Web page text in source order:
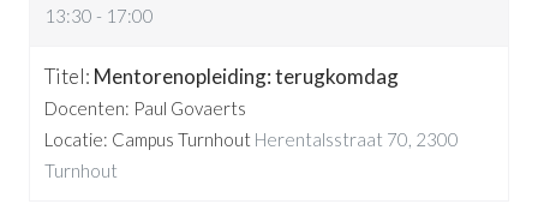
13:30 - 17:00
Mentorenopleiding: terugkomdag
Docenten: Paul Govaerts
Locatie: Campus Turnhout Herentalsstraat 70, 2300
Turnhout